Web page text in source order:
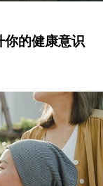
你的健康意识